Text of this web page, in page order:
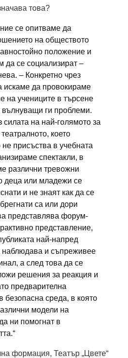
това?
се опитваме да
на обществото
положение и
да се социализират –
– Конкретно чрез
искаме да провокираме
на учениците в търсене
ги проблеми.
силата на най-голямото за
което
присъства в учебната
спектакли, в
различни тревожни
деца или младежи се
и не знаят как да се
са или дори
представлява форум-
представление,
най-напред
наблюдава и съпреживее
а след това да се
решения за реакция и
предварителна
безопасна среда, в която
модели на
ни помогнат в
формация, Театър „Цвете“